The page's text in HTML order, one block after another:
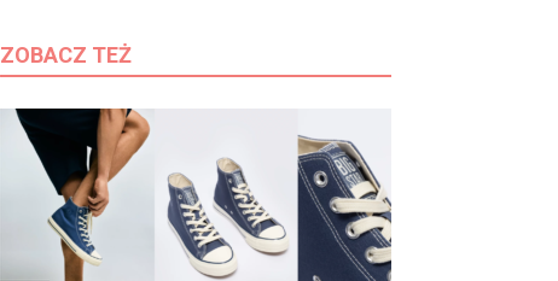
ZOBACZ TEŻ